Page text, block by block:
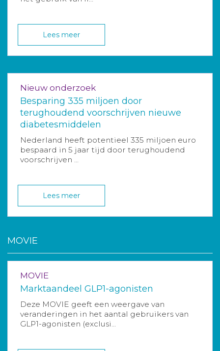
Lees meer
Nieuw onderzoek
Besparing 335 miljoen door
terughoudend voorschrijven nieuwe
diabetesmiddelen
Nederland heeft potentieel 335 miljoen euro
bespaard in 5 jaar tijd door terughoudend
voorschrijven ...
Lees meer
MOVIE
MOVIE
Marktaandeel GLP1-agonisten
Deze MOVIE geeft een weergave van
veranderingen in het aantal gebruikers van
GLP1-agonisten (exclusi...